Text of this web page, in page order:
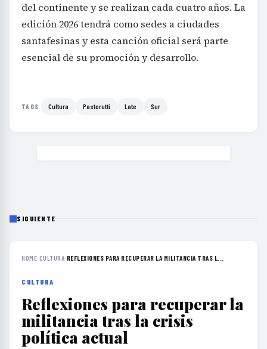
del continente y se realizan cada cuatro años. La
edición 2026 tendrá como sedes a ciudades
santafesinas y esta canción oficial será parte
esencial de su promoción y desarrollo.
TAGS Cultura Pastorutti Late Sur
SIGUIENTE
HOME›CULTURA› REFLEXIONES PARA RECUPERAR LA MILITANCIA TRAS L...
CULTURA
Reflexiones para recuperar la
militancia tras la crisis
política actual